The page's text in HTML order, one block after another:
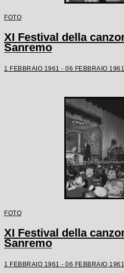
FOTO
XI Festival della
Sanremo
1 FEBBRAIO 1961 - 06 FEBBRAIO 1961
FOTO
XI Festival della
Sanremo
1 FEBBRAIO 1961 - 06 FEBBRAIO 1961